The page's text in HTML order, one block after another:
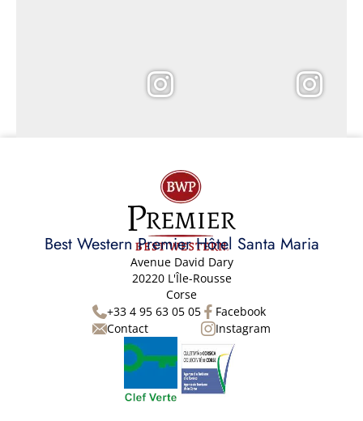
Best Western Premier Hôtel Santa Maria
Avenue David Dary
20220 L'Île-Rousse
Corse
+33 4 95 63 05 05
Contact
Facebook
Instagram